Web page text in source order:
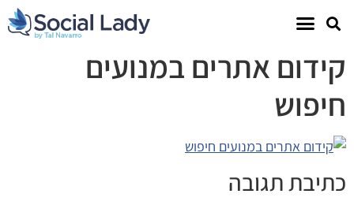
קידום אתרים במנועים
חיפוש
כתיבת תגובה